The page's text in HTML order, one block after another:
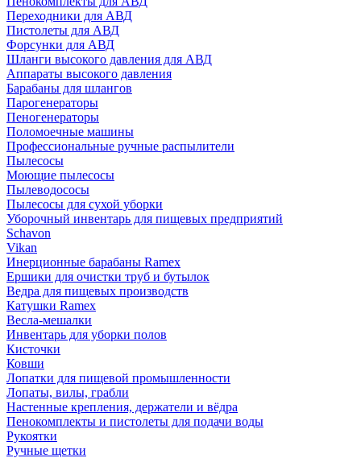
Переходники для АВД
Пистолеты для АВД
Форсунки для АВД
Шланги высокого давления для АВД
Аппараты высокого давления
Барабаны для шлангов
Парогенераторы
Пеногенераторы
Поломоечные машины
Профессиональные ручные распылители
Пылесосы
Моющие пылесосы
Пылеводососы
Пылесосы для сухой уборки
Уборочный инвентарь для пищевых предприятий
Schavon
Vikan
Инерционные барабаны Ramex
Ершики для очистки труб и бутылок
Ведра для пищевых производств
Катушки Ramex
Весла-мешалки
Инвентарь для уборки полов
Кисточки
Ковши
Лопатки для пищевой промышленности
Лопаты, вилы, грабли
Настенные крепления, держатели и вёдра
Пенокомплекты и пистолеты для подачи воды
Рукоятки
Ручные щетки